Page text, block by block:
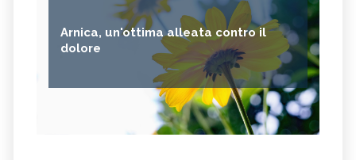
Arnica, un'ottima alleata contro il
dolore